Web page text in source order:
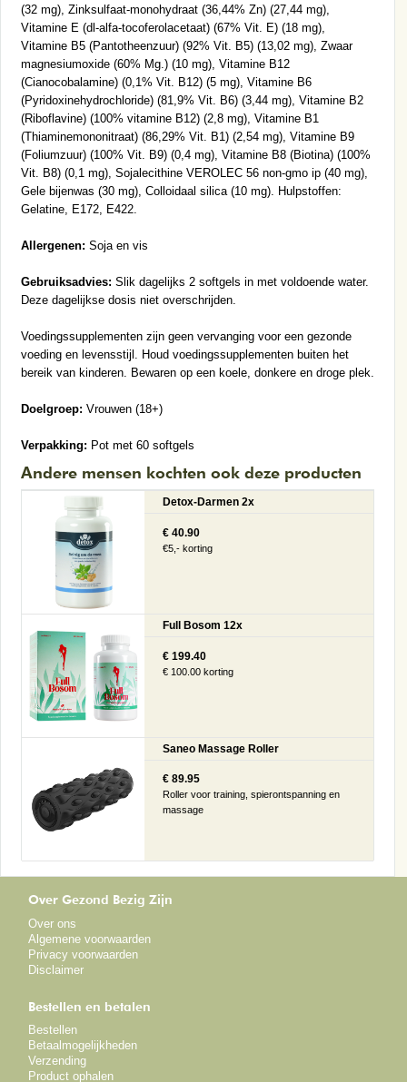
(32 mg), Zinksulfaat-monohydraat (36,44% Zn) (27,44 mg),
Vitamine E (dl-alfa-tocoferolacetaat) (67% Vit. E) (18 mg),
Vitamine B5 (Pantotheenzuur) (92% Vit. B5) (13,02 mg), Zwaar
magnesiumoxide (60% Mg.) (10 mg), Vitamine B12
(Cianocobalamine) (0,1% Vit. B12) (5 mg), Vitamine B6
(Pyridoxinehydrochloride) (81,9% Vit. B6) (3,44 mg), Vitamine B2
(Riboflavine) (100% vitamine B12) (2,8 mg), Vitamine B1
(Thiaminemononitraat) (86,29% Vit. B1) (2,54 mg), Vitamine B9
(Foliumzuur) (100% Vit. B9) (0,4 mg), Vitamine B8 (Biotina) (100%
Vit. B8) (0,1 mg), Sojalecithine VEROLEC 56 non-gmo ip (40 mg),
Gele bijenwas (30 mg), Colloidaal silica (10 mg). Hulpstoffen:
Gelatine, E172, E422.
Allergenen: Soja en vis
Gebruiksadvies: Slik dagelijks 2 softgels in met voldoende water.
Deze dagelijkse dosis niet overschrijden.
Voedingssupplementen zijn geen vervanging voor een gezonde
voeding en levensstijl. Houd voedingssupplementen buiten het
bereik van kinderen. Bewaren op een koele, donkere en droge plek.
Doelgroep: Vrouwen (18+)
Verpakking: Pot met 60 softgels
Andere mensen kochten ook deze producten
Detox-Darmen 2x
€ 40.90
€5,- korting
Full Bosom 12x
€ 199.40
€ 100.00 korting
Saneo Massage Roller
€ 89.95
Roller voor training, spierontspanning en
massage
Over Gezond Bezig Zijn
Over ons
Algemene voorwaarden
Privacy voorwaarden
Disclaimer
Bestellen en betalen
Bestellen
Betaalmogelijkheden
Verzending
Product ophalen